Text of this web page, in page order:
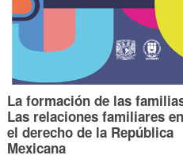
La formación de las
Las relaciones familiares en
el derecho de la República
Mexicana